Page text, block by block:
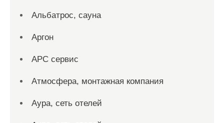
Альбатрос, сауна
Аргон
АРС сервис
Атмосфера, монтажная компания
Аура, сеть отелей